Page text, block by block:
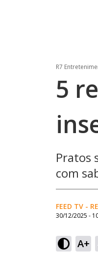
R7
5
Pratos
com
FEED TV -
30/12/2025 -
A+